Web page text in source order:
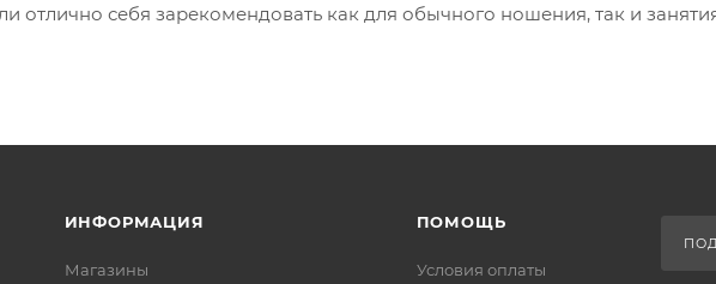
отлично себя зарекомендовать как для обычного ношения, так и
ИНФОРМАЦИЯ
Магазины
ПОМОЩЬ
Условия оплаты